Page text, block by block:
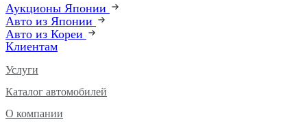
Аукционы Японии
Авто из Японии
Авто из Кореи
Клиентам
Услуги
Каталог автомобилей
О компании